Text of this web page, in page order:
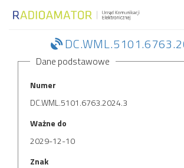
Dane podstawowe
Numer
DC.WML.5101.6763.2024.3
Ważne do
2029-12-10
Znak